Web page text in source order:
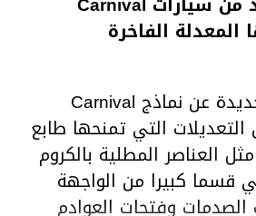
المعدلة الفاخرة
وتتميز السيارة الجديدة عن نماذج Carnival
التعديلات التي تمنحها طابع
العناصر المطلية بالكروم
قسما كبيرا من الواجهة
الصدمات وفتحات العوادم